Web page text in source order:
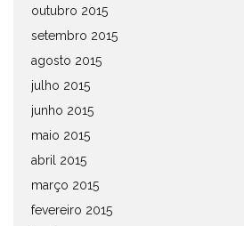
outubro 2015
setembro 2015
agosto 2015
julho 2015
junho 2015
maio 2015
abril 2015
março 2015
fevereiro 2015